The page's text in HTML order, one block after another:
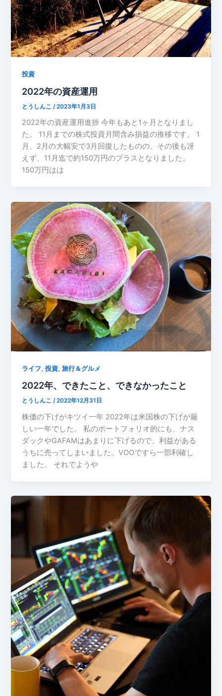
投資
2022年の資産運用
とうしんこ /2023年1月3日
2022年の資産運用進捗 今年もあと1ヶ月となりまし
た。 11月までの株式投資月間含み損益の推移です。 1
月、2月の大幅安で3月回復したものの、その後も冴
えず、11月迄で約150万円のプラスとなりました。
150万円はは
ライフ,投資,旅行＆グルメ
2022年、できたこと、できなかったこと
とうしんこ/2022年12月31日
株価の下げがキツイ一年 2022年は米国株の下げが厳
しい一年でした。 私のポートフォリオ的にも、ナス
ダックやGAFAMはあまりに下げるので、利益がある
うちに売ってしまいました。VOOですら一部利確し
ました。 それでようや